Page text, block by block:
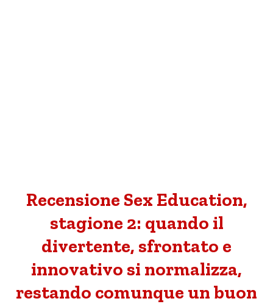
Recensione Sex Education,
stagione 2: quando il
divertente, sfrontato e
innovativo si normalizza,
restando comunque un buon